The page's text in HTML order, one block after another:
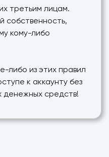
третьим лицам.
собственность,
кому-либо
либо из этих правил
к аккаунту без
денежных средств!